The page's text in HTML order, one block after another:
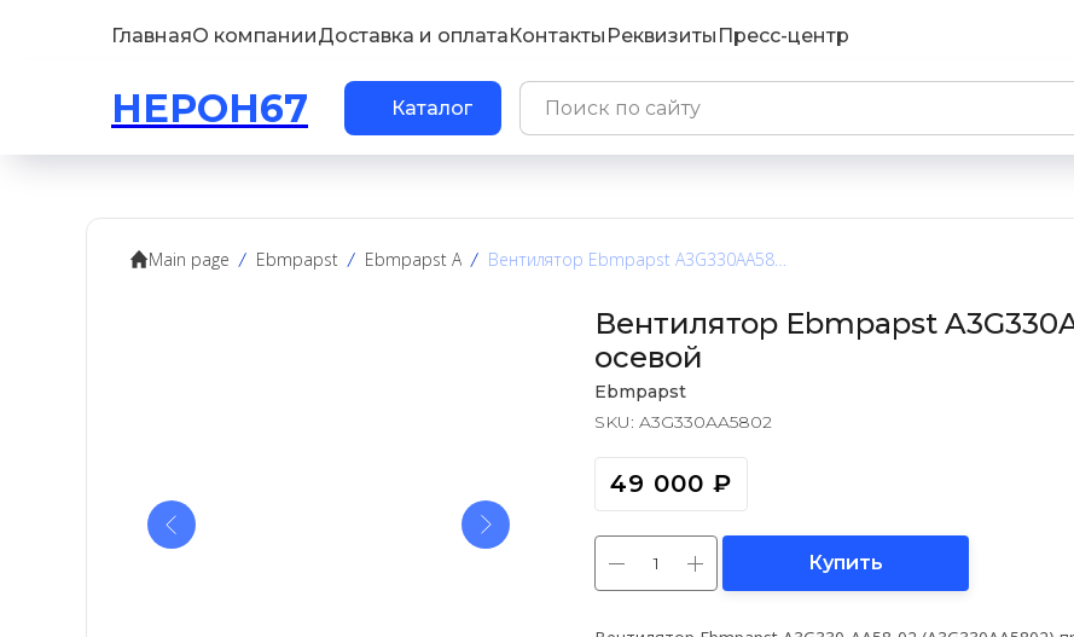
ГлавнаяО компанииДоставка и оплатаКонтакты Реквизиты Пресс-центр
НЕРОН67 Каталог
Main page Ebmpapst Ebmpapst A Вентилятор Ebmpapst A3G330AA5802 / A3G330-AA58-02 осевой
Вентилятор Ebmpapst
осевой
Ebmpapst
SKU: A3G330AA5802
49 000 ₽
Купить